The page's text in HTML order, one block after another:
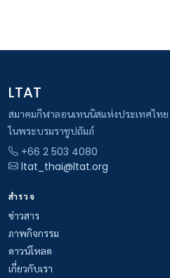
LTAT
สมาคมกีฬาลอนเทนนิสแห่งประเทศไทย
ในพระบรมราชูปถัมภ์
+66 2 503 4080
ltat_thai@ltat.org
สำรวจ
ข่าวสาร
ภาพกิจกรรม
ดาวน์โหลด
เกี่ยวกับเรา